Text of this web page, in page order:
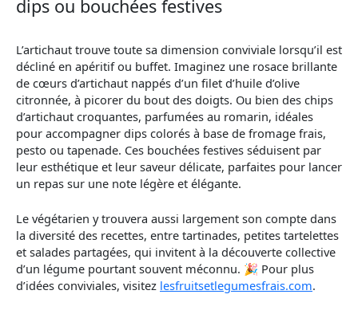
dips ou bouchées festives
L’artichaut trouve toute sa dimension conviviale lorsqu’il est
décliné en apéritif ou buffet. Imaginez une rosace brillante
de cœurs d’artichaut nappés d’un filet d’huile d’olive
citronnée, à picorer du bout des doigts. Ou bien des chips
d’artichaut croquantes, parfumées au romarin, idéales
pour accompagner dips colorés à base de fromage frais,
pesto ou tapenade. Ces bouchées festives séduisent par
leur esthétique et leur saveur délicate, parfaites pour lancer
un repas sur une note légère et élégante.
Le végétarien y trouvera aussi largement son compte dans
la diversité des recettes, entre tartinades, petites tartelettes
et salades partagées, qui invitent à la découverte collective
d’un légume pourtant souvent méconnu. 🎉 Pour plus
d’idées conviviales, visitez lesfruitsetlegumesfrais.com.